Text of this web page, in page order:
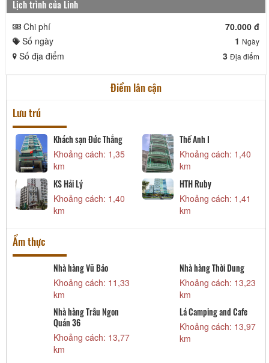
Lịch trình của Linh
Chi phí
70.000 đ
Số ngày
1 Ngày
Số địa điểm 3 Địa điểm
Điểm lân cận
Lưu trú
Khách sạn Đức Thắng
Khoảng cách: 1,35
km
Thế Anh I
Khoảng cách: 1,40
km
KS Hải Lý
Khoảng cách: 1,40
km
HTH Ruby
Khoảng cách: 1,41
km
Nhà hàng Vũ Bảo
Khoảng cách: 11,33
km
Nhà hàng Thời Dung
Khoảng cách: 13,23
km
Nhà hàng Trâu Ngon